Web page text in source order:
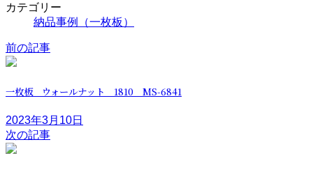
カテゴリー
納品事例（一枚板）
前の記事
一枚板 ウォールナット 1810 MS-6841
2023年3月10日
次の記事